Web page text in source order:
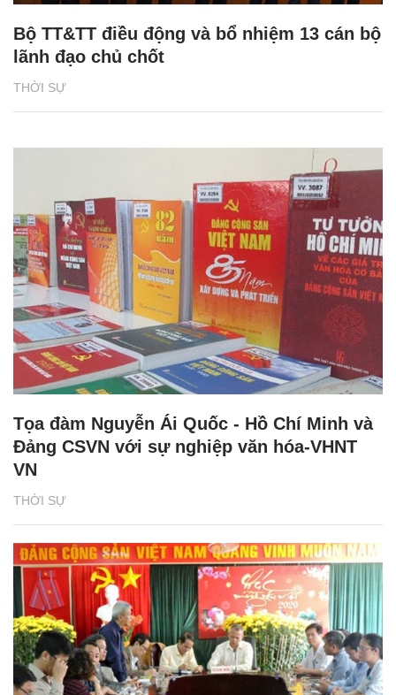
THỜI SỰ
Bộ TT&TT điều động và bổ nhiệm 13 cán bộ
lãnh đạo chủ chốt
THỜI SỰ
Tọa đàm Nguyễn Ái Quốc - Hồ Chí Minh và
Đảng CSVN với sự nghiệp văn hóa-VHNT
VN